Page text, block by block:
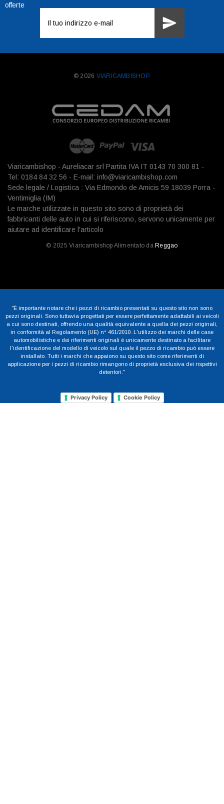
offerte
mail
© 2026 VIARICAMBISHOP.
Viaricambishop - Aureliacar srl Partita IVA IT 0143 70 300 81 -
Tel: 0184 84 32 56 - E-mail: info@viaricambishop.com
Sede legale / Logistica : Via Edmondo de Amicis 59 18039 Porra -
Ventimiglia (IM)
Le marche utilizzate in questo sito sono di proprietà dei
fabbricanti delle auto in cui si riferiscono, servono unicamente per
aiutare ad identificare l'articolo
© 2025 Viaricambishop Alimentato da Reggao
"È importante notare che i pezzi di ricambio presentati su questo sito non sono
pezzi originali. Sono tuttavia progettati per essere perfettamente adattabili ai veicoli
a cui sono destinati, offrendo una qualità equivalente a quella dei pezzi originali,
in conformità al Regolamento (UE) n° 461/2010. L'utilizzo dei marchi delle case
automobilistiche e dei riferimenti originali è unicamente destinato a facilitare
l'identificazione del modello di veicolo sul quale il pezzo di ricambio può essere
installato. Tutti i marchi che appaiono su questo sito come riferimenti di
applicazione per i pezzi di ricambio rimangono di proprietà esclusiva dei rispettivi
detentori."
Privacy Policy Cookie Policy